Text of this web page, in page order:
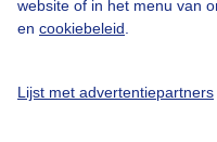
website of in het menu van
en cookiebeleid
Lijst met advertentiepartners
Cookie beleid
Gratis weerdata